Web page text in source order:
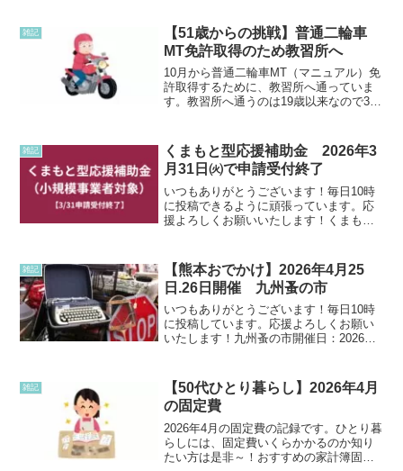
雑記
【51歳からの挑戦】普通二輪車
MT免許取得のため教習所へ
10月から普通二輪車MT（マニュアル）免
許取得するために、教習所へ通っていま
す。教習所へ通うのは19歳以来なので32
ましたが二輪の免許は持っていません。
現在二輪という...
雑記
くまもと型応援補助金 2026年3
月31日㈫で申請受付終了
いつもありがとうございます！毎日10時
に投稿できるように頑張っています。応
援よろしくお願いいたします！くまもと
です。くわしくはこちらを↓【3/31申請受
付終了】くま...
雑記
【熊本おでかけ】2026年4月25
日.26日開催 九州蚤の市
いつもありがとうございます！毎日10時
に投稿しています。応援よろしくお願い
いたします！九州蚤の市開催日：2026年4
カントリーパーク（熊本県合志市栄３８
０２－４）...
雑記
【50代ひとり暮らし】2026年4月
の固定費
2026年4月の固定費の記録です。ひとり暮
らしには、固定費いくらかかるのか知り
たい方は是非～！おすすめの家計簿固定